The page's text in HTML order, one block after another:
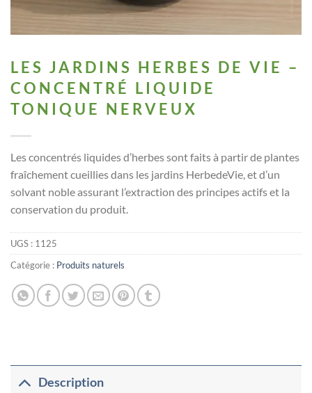
LES JARDINS HERBES DE VIE –
CONCENTRÉ LIQUIDE
TONIQUE NERVEUX
Les concentrés liquides d’herbes sont faits à partir de plantes
fraîchement cueillies dans les jardins HerbedeVie, et d’un
solvant noble assurant l’extraction des principes actifs et la
conservation du produit.
UGS : 1125
Catégorie : Produits naturels
Description